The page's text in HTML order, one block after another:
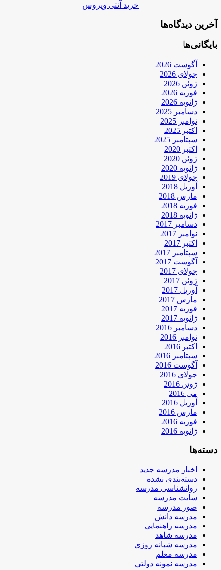
خرید آنتی ویروس
آخرین دیدگاه‌ها
بایگانی‌ها
آگوست 2026
جولای 2026
ژوئن 2026
فوریه 2026
ژانویه 2026
دسامبر 2025
نوامبر 2025
اکتبر 2025
سپتامبر 2025
اکتبر 2020
ژوئن 2020
ژانویه 2020
جولای 2019
آوریل 2018
مارس 2018
فوریه 2018
ژانویه 2018
دسامبر 2017
نوامبر 2017
اکتبر 2017
سپتامبر 2017
آگوست 2017
جولای 2017
ژوئن 2017
آوریل 2017
مارس 2017
فوریه 2017
ژانویه 2017
دسامبر 2016
نوامبر 2016
اکتبر 2016
سپتامبر 2016
آگوست 2016
جولای 2016
ژوئن 2016
می 2016
آوریل 2016
مارس 2016
فوریه 2016
ژانویه 2016
دسته‌ها
اخبار مدرسه جدید
دسته‌بندی نشده
روانشناسی مدرسه
سایت مدرسه
صور مدرسه
مدرسه دانش
مدرسه راهنمایی
مدرسه شاهد
مدرسه شبانه روزی
مدرسه معلم
مدرسه نمونه دولتی